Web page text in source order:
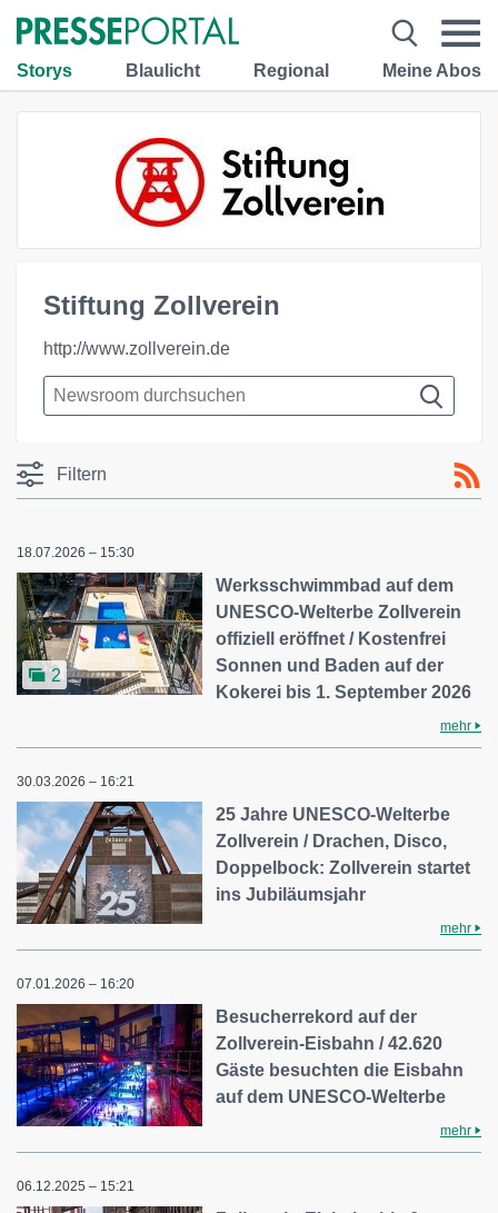
Storys Blaulicht Regional Meine Abos
Stiftung Zollverein
http://www.zollverein.de
Filtern
18.07.2026 – 15:30
2
Werksschwimmbad auf dem
UNESCO-Welterbe Zollverein
offiziell eröffnet / Kostenfrei
Sonnen und Baden auf der
Kokerei bis 1. September 2026
mehr
30.03.2026 – 16:21
25 Jahre UNESCO-Welterbe
Zollverein / Drachen, Disco,
Doppelbock: Zollverein startet
ins Jubiläumsjahr
mehr
07.01.2026 – 16:20
Besucherrekord auf der
Zollverein-Eisbahn / 42.620
Gäste besuchten die Eisbahn
auf dem UNESCO-Welterbe
mehr
06.12.2025 – 15:21